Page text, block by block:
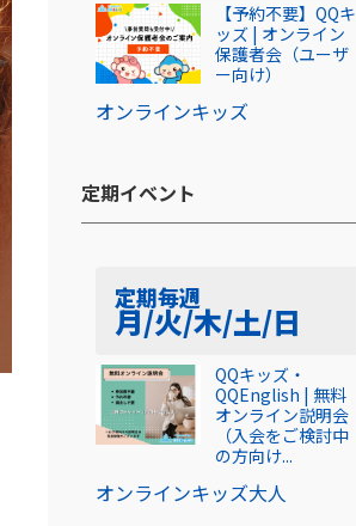
オンラインキッズ
【予約不要】QQキ
ッズ | オンライン
保護者会（ユーザ
ー向け）
定期イベント​
定期毎週
月/火/木/土/日
オンラインキッズ大人
QQキッズ・
QQEnglish | 無料
オンライン説明会
（入会をご検討中
の方向け...